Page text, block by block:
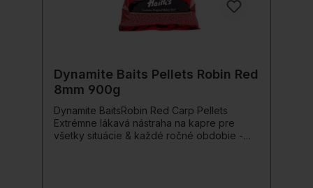
Dynamite Baits Pellets Robin Red
8mm 900g
Dynamite BaitsRobin Red Carp Pellets
Extrémne lákavá nástraha na kapre pre
všetky situácie & každé ročné obdobie -